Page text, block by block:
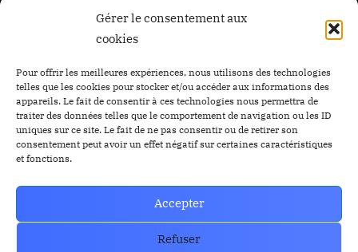
Gérer le consentement aux
cookies
Pour offrir les meilleures expériences, nous utilisons des technologies
telles que les cookies pour stocker et/ou accéder aux informations des
appareils. Le fait de consentir à ces technologies nous permettra de
traiter des données telles que le comportement de navigation ou les ID
uniques sur ce site. Le fait de ne pas consentir ou de retirer son
consentement peut avoir un effet négatif sur certaines caractéristiques
et fonctions.
Accepter
Refuser
CoinGecKo
Intigration & API
Privacy & policy
A propos de nous
Nous Contacter